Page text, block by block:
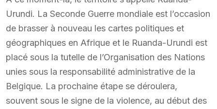
Urundi. La Seconde Guerre mondiale est l’occasion
de brasser à nouveau les cartes politiques et
géographiques en Afrique et le Ruanda-Urundi est
placé sous la tutelle de l’Organisation des Nations
unies sous la responsabilité administrative de la
Belgique. La prochaine étape se déroulera,
souvent sous le signe de la violence, au début des